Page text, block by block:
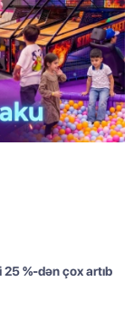
%-dən çox artıb